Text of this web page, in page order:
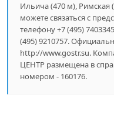
Ильича (470 м), Римская
можете связаться с
телефону +7 (495)
(495) 9210757.
http://www.gostr.su.
ЦЕНТР размещена в
номером - 160176.